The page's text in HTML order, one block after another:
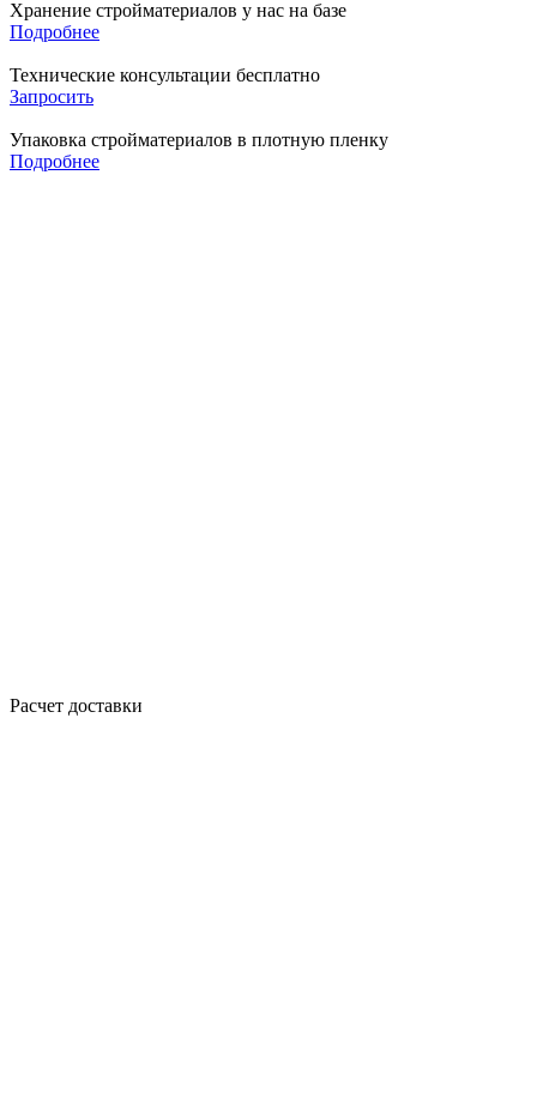
Хранение стройматериалов у нас на базе
Подробнее
Технические консультации бесплатно
Запросить
Упаковка стройматериалов в плотную пленку
Подробнее
Расчет доставки